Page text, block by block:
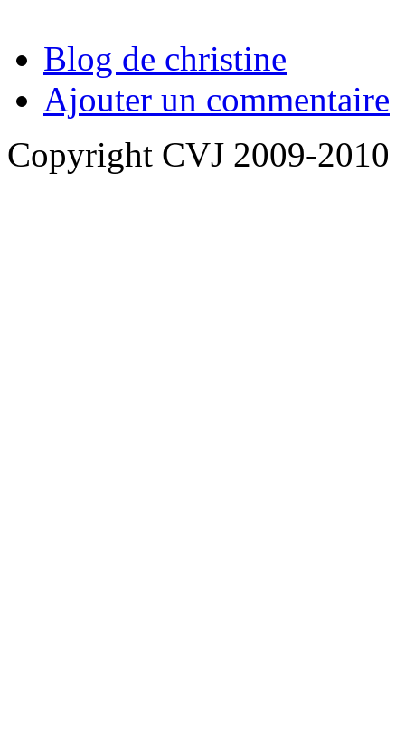
Blog de christine
Ajouter un commentaire
Copyright CVJ 2009-2010